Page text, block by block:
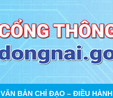
VĂN BẢN CHỈ ĐẠO – ĐIỀU HÀNH